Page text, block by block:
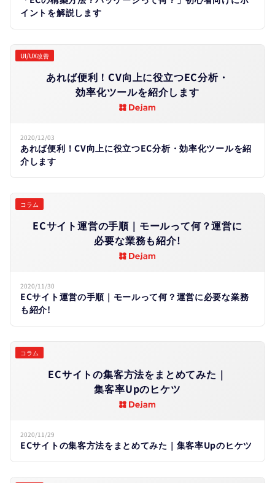
イントを解説します
あれば​便利！​CV向上に​役立つEC分析・
効率化ツールを​紹介します
UI/UX改善
2020/12/03
あれば便利！CV向上に役立つEC分析・効率化ツールを紹
介します
ECサイト運営の​手順｜モールって​何？​運営に​
必要な​業務も​紹介!
コラム
2020/11/30
ECサイト運営の手順｜モールって何？運営に必要な業務
も紹介!
ECサイトの​集客方​法を​まとめてみた​｜
集客率Upの​ヒケツ
コラム
2020/11/29
ECサイトの集客方法をまとめてみた｜集客率Upのヒケツ